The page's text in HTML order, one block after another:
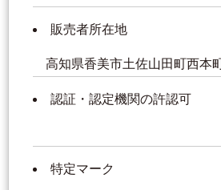
販売者所在地
高知県香美市土佐山田町西本
認証・認定機関の許認可
特定マーク